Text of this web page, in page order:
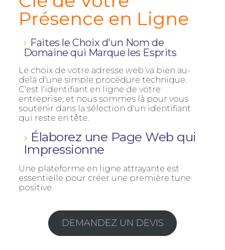
Présence en Ligne
Faites le Choix d'un Nom de
Domaine qui Marque les Esprits
Le choix de votre adresse web va bien au-
delà d'une simple procédure technique.
C'est l'identifiant en ligne de votre
entreprise, et nous sommes là pour vous
soutenir dans la sélection d'un identifiant
qui reste en tête.
Élaborez une Page Web qui
Impressionne
Une plateforme en ligne attrayante est
essentielle pour créer une première tune
positive.
DEMANDEZ UN DEVIS